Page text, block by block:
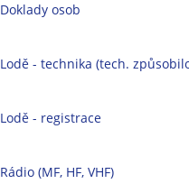
Doklady osob
Lodě - technika (tech.
Lodě - registrace
Rádio (MF, HF, VHF)